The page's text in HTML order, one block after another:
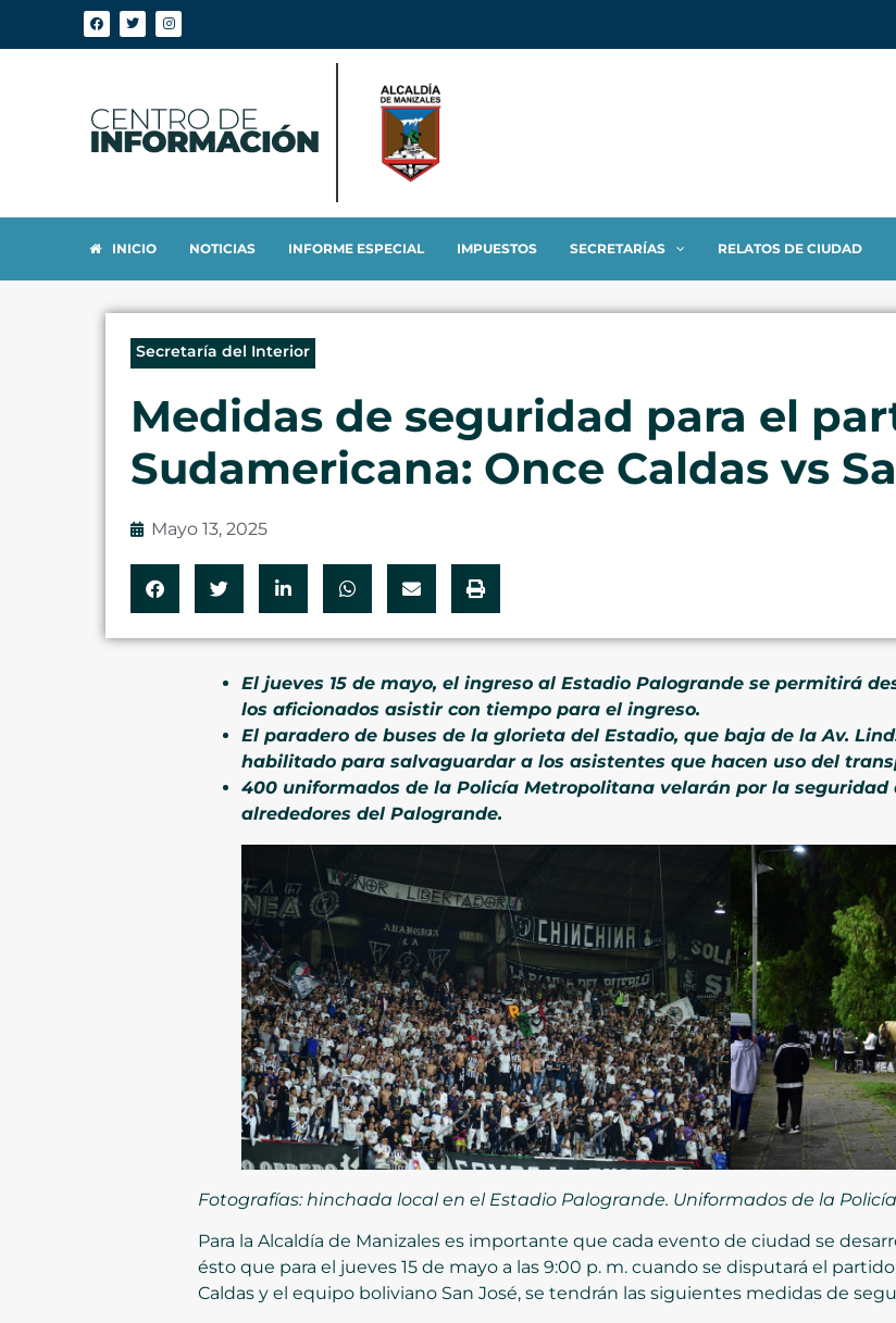
INICIO NOTICIAS INFORME ESPECIAL IMPUESTOS SECRETARÍAS RELATOS DE CIUDAD
Secretaría del Interior
Medidas de seguridad para el
Sudamericana: Once Caldas vs
Mayo 13, 2025
El jueves 15 de mayo, el ingreso al Estadio Palogrande se permitirá
los aficionados asistir con tiempo para el ingreso.
El paradero de buses de la glorieta del Estadio, que baja de la Av.
habilitado para salvaguardar a los asistentes que hacen uso del
400 uniformados de la Policía Metropolitana velarán por la
alrededores del Palogrande.
Fotografías: hinchada local en el Estadio Palogrande. Uniformados de la
Para la Alcaldía de Manizales es importante que cada evento de ciudad se
ésto que para el jueves 15 de mayo a las 9:00 p. m. cuando se disputará el
Caldas y el equipo boliviano San José, se tendrán las siguientes medidas de